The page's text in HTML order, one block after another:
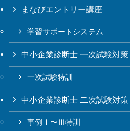
まなびエントリー講座
学習サポートシステム
中小企業診断士 一次試験対策
一次試験特訓
中小企業診断士 二次試験対策
事例Ⅰ〜Ⅲ特訓